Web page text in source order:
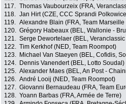
117. Thomas Vaubourzeix (FRA,
118. Jan Hirt (CZE, CCC Sprandi
119. Alexandre Blain (FRA, Team Marseille
120. Grégory Habeaux (BEL, Wallonie -
121. Serge Dewortelaer (BEL,
122. Tim Kerkhof (NED, Team Roompot)
123.
Michael Van Staeyen (BEL, Cofidis,
124.
Dennis Vanendert (BEL, Lotto Soudal)
125. Alexander Maes (BEL, An Post -
126. André Looij (NED, Team Roompot)
127. Giovanni Bernaudeau (FRA, Team
128. Yoann Barbas (FRA, Armée de Terre)